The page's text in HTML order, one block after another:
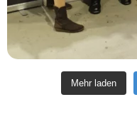
Mehr laden